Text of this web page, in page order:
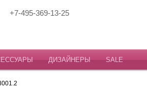
+7-495-369-13-25
ДИЗАЙНЕРЫ SALE